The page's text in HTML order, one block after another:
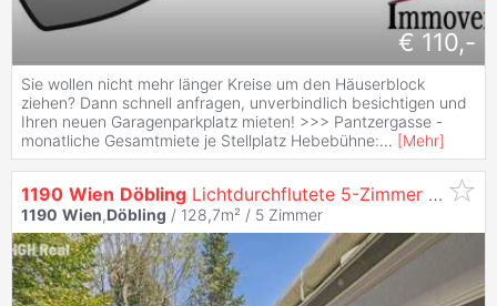
€ 110,-
Sie wollen nicht mehr länger Kreise um den Häuserblock
ziehen? Dann schnell anfragen, unverbindlich besichtigen und
Ihren neuen Garagenparkplatz mieten! >>> Pantzergasse -
monatliche Gesamtmiete je Stellplatz Hebebühne:... [Mehr]
1190 Wien Döbling Lichtdurchflutete 5-Zimmer Dachgeschoß-Maisonette mit Panoramaterrassen und zwei Garagenplätzen
1190 Wien,Döbling / 128,7m² / 5 Zimmer